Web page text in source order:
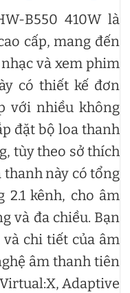
B550 410W là
cấp, mang đến
và xem phim
có thiết kế đơn
với nhiều không
đặt bộ loa thanh
tùy theo sở thích
thanh này có tổng
2.1 kênh, cho âm
và đa chiều. Bạn
chi tiết của âm
âm thanh tiên
Adaptive